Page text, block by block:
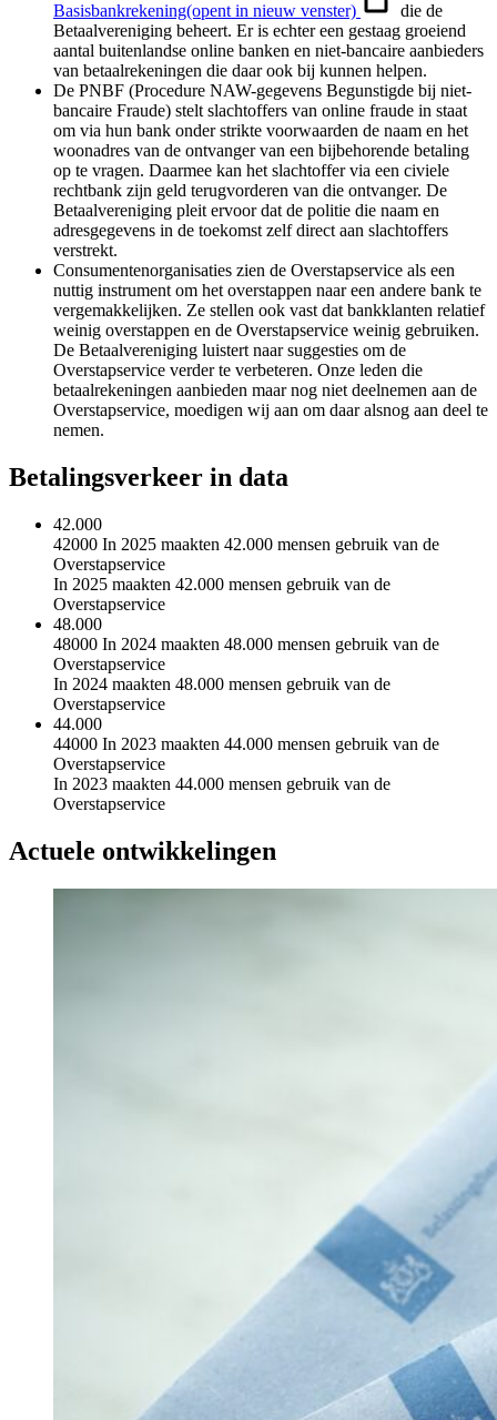
Basisbankrekening(opent in nieuw venster)
die de
Betaalvereniging beheert. Er is echter een gestaag groeiend
aantal buitenlandse online banken en niet-bancaire aanbieders
van betaalrekeningen die daar ook bij kunnen helpen.
De PNBF (Procedure NAW-gegevens Begunstigde bij niet-
bancaire Fraude) stelt slachtoffers van online fraude in staat
om via hun bank onder strikte voorwaarden de naam en het
woonadres van de ontvanger van een bijbehorende betaling
op te vragen. Daarmee kan het slachtoffer via een civiele
rechtbank zijn geld terugvorderen van die ontvanger. De
Betaalvereniging pleit ervoor dat de politie die naam en
adresgegevens in de toekomst zelf direct aan slachtoffers
verstrekt.
Consumentenorganisaties zien de Overstapservice als een
nuttig instrument om het overstappen naar een andere bank te
vergemakkelijken. Ze stellen ook vast dat bankklanten relatief
weinig overstappen en de Overstapservice weinig gebruiken.
De Betaalvereniging luistert naar suggesties om de
Overstapservice verder te verbeteren. Onze leden die
betaalrekeningen aanbieden maar nog niet deelnemen aan de
Overstapservice, moedigen wij aan om daar alsnog aan deel te
nemen.
Betalingsverkeer in data
42.000
42000 In 2025 maakten 42.000 mensen gebruik van de
Overstapservice
In 2025 maakten 42.000 mensen gebruik van de
Overstapservice
48.000
48000 In 2024 maakten 48.000 mensen gebruik van de
Overstapservice
In 2024 maakten 48.000 mensen gebruik van de
Overstapservice
44.000
44000 In 2023 maakten 44.000 mensen gebruik van de
Overstapservice
In 2023 maakten 44.000 mensen gebruik van de
Overstapservice
Actuele ontwikkelingen